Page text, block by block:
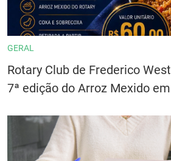
GERAL
Rotary Club de Frederico
7ª edição do Arroz Mexido